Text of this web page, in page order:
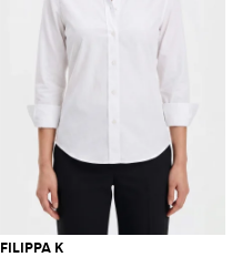
FILIPPA K